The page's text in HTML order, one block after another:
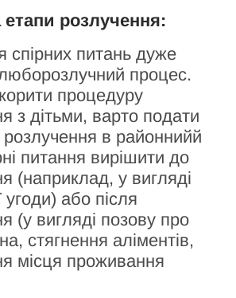
розлучення:
спірних питань дуже
процес.
процедуру
з дітьми, варто подати
в районнийй
питання вирішити до
(наприклад, у вигляді
угоди) або після
(у вигляді позову про
стягнення аліментів,
місця проживання